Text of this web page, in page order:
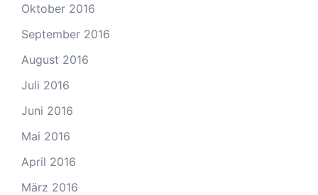
Oktober 2016
September 2016
August 2016
Juli 2016
Juni 2016
Mai 2016
April 2016
März 2016